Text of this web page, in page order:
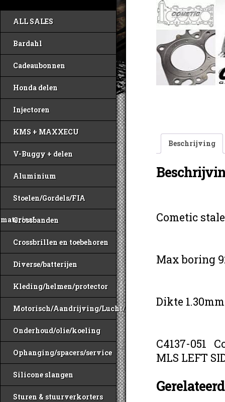
ALL SALES
Bardahl
Cadeaubonnen
Honda delen
Injectoren
KMS + MAXXECU
V-Buggy + delen
Aluminium
Stoelen/Gordels/FIA
materiaal
Crossbanden
Crossbrillen en toebehoren
Diverse/batterijen
Kleding/helmen/protector
Motorisch/Aandrijving/Lucht/Benzine
Onderhoud/olie/koeling
Ophanging/spacers/service
Silicone slangen
Sturen & stuurverkorters
Beschrijving
Cometic
Max boring
Dikte 1.30mm
C4137-051
MLS LEFT